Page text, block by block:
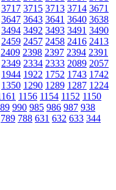
3717 3715 3713 3714 3671
3647 3643 3641 3640 3638
3494 3492 3493 3491 3490
2459 2457 2458 2416 2413
2409 2398 2397 2394 2391
2349 2334 2333 2089 2057
1944 1922 1752 1743 1742
1350 1290 1289 1287 1224
1156 1154 1152 1150
990 985 986 987 938
789 788 631 632 633 344